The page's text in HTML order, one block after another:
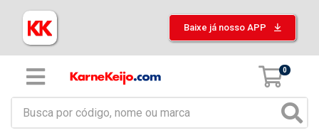
Baixe já nosso APP
0